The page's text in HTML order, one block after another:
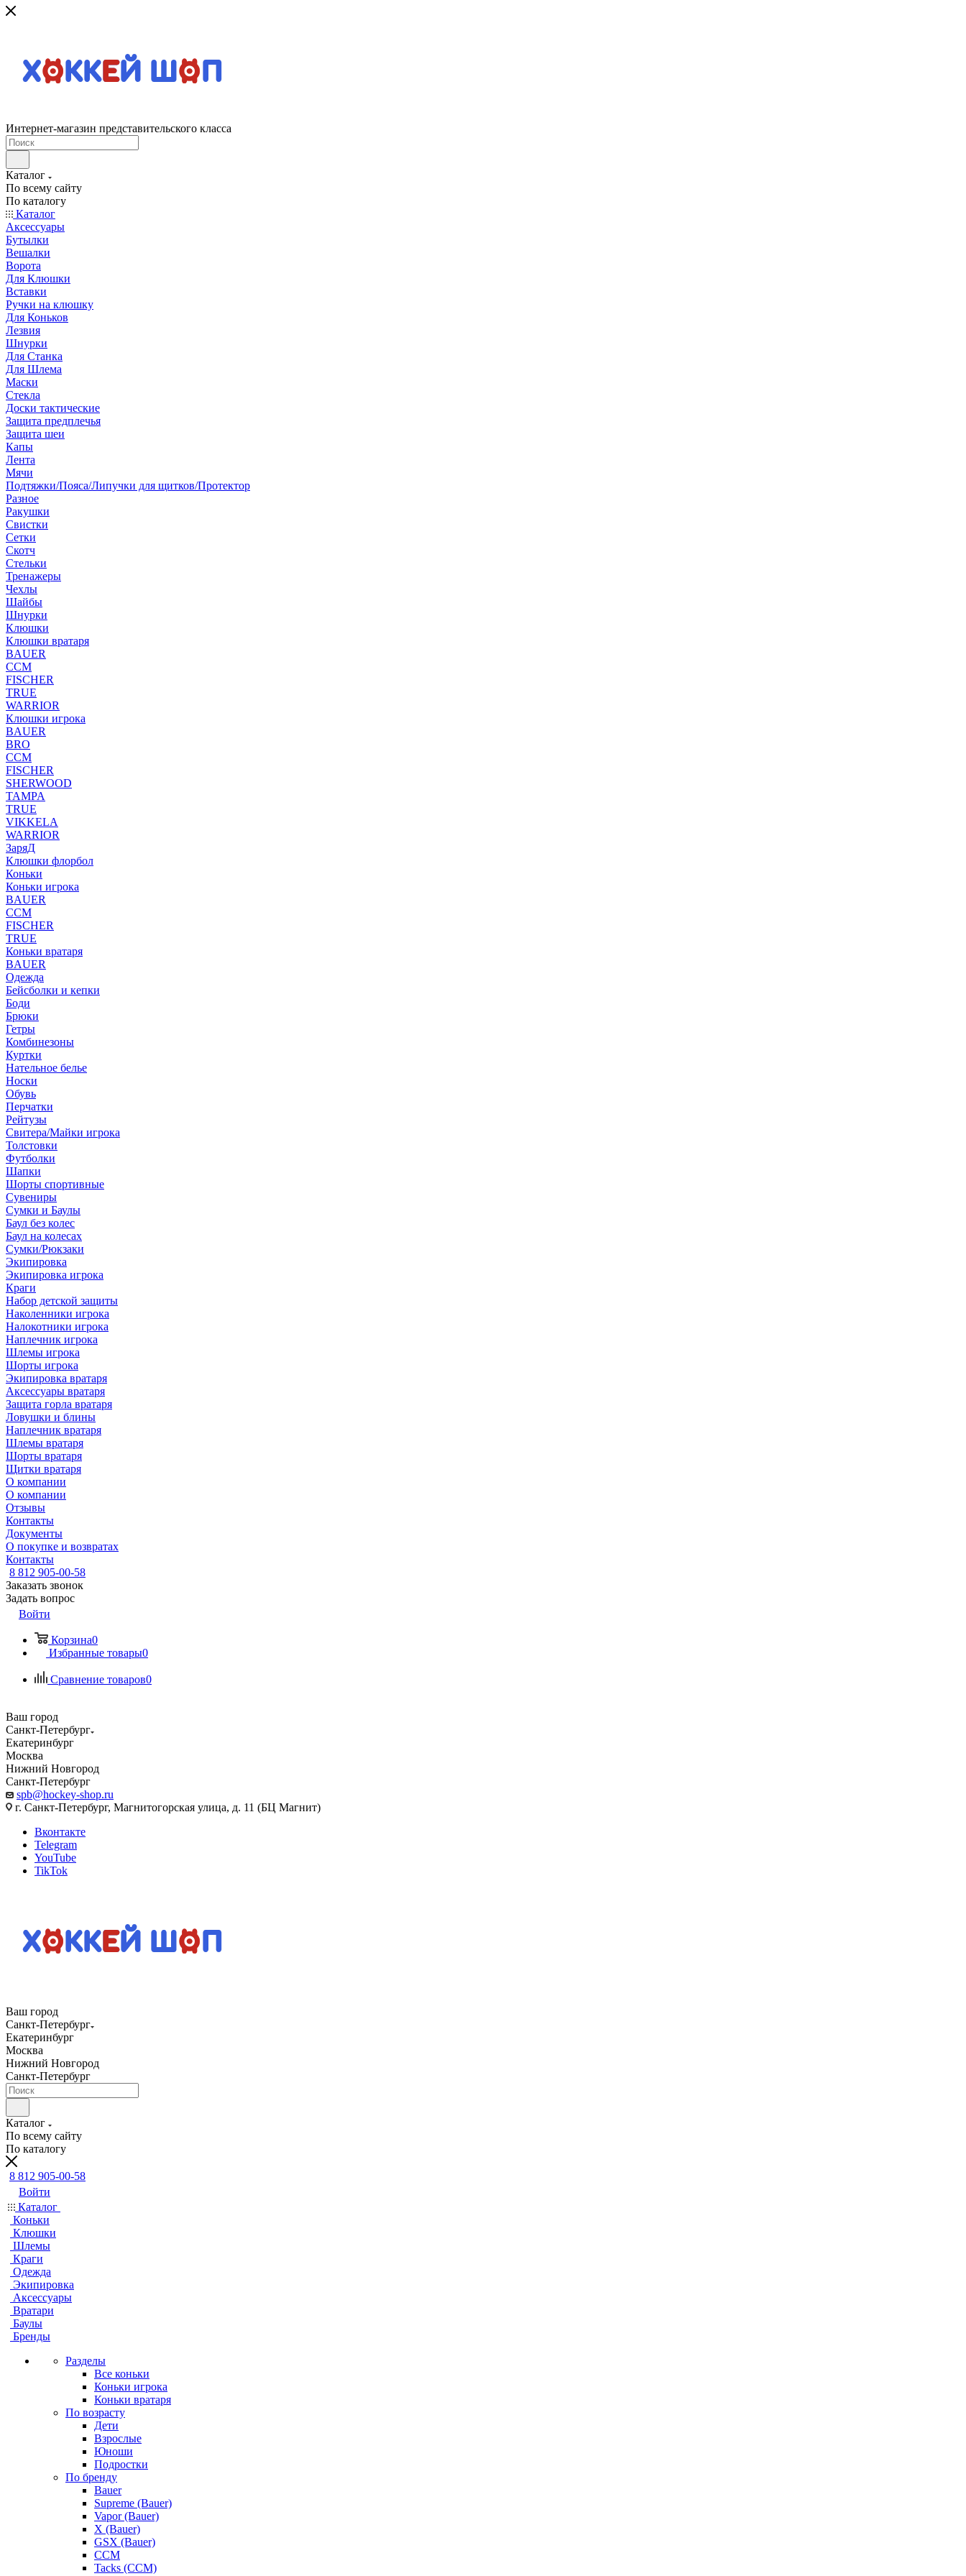
Интернет-магазин представительского класса
Каталог
По всему сайту
По каталогу
Каталог
Аксессуары
Бутылки
Вешалки
Ворота
Для Клюшки
Вставки
Ручки на клюшку
Для Коньков
Лезвия
Шнурки
Для Станка
Для Шлема
Маски
Стекла
Доски тактические
Защита предплечья
Защита шеи
Капы
Лента
Мячи
Подтяжки/Пояса/Липучки для щитков/Протектор
Разное
Ракушки
Свистки
Сетки
Скотч
Стельки
Тренажеры
Чехлы
Шайбы
Шнурки
Клюшки
Клюшки вратаря
BAUER
CCM
FISCHER
TRUE
WARRIOR
Клюшки игрока
BAUER
BRO
CCM
FISCHER
SHERWOOD
TAMPA
TRUE
VIKKELA
WARRIOR
ЗаряД
Клюшки флорбол
Коньки
Коньки игрока
BAUER
CCM
FISCHER
TRUE
Коньки вратаря
BAUER
Одежда
Бейсболки и кепки
Боди
Брюки
Гетры
Комбинезоны
Куртки
Нательное белье
Носки
Обувь
Перчатки
Рейтузы
Свитера/Майки игрока
Толстовки
Футболки
Шапки
Шорты спортивные
Сувениры
Сумки и Баулы
Баул без колес
Баул на колесах
Сумки/Рюкзаки
Экипировка
Экипировка игрока
Краги
Набор детской защиты
Наколенники игрока
Налокотники игрока
Наплечник игрока
Шлемы игрока
Шорты игрока
Экипировка вратаря
Аксессуары вратаря
Защита горла вратаря
Ловушки и блины
Наплечник вратаря
Шлемы вратаря
Шорты вратаря
Щитки вратаря
О компании
О компании
Отзывы
Контакты
Документы
О покупке и возвратах
Контакты
8 812 905-00-58
Заказать звонок
Задать вопрос
Войти
Корзина0
Избранные товары0
Сравнение товаров0
Ваш город
Санкт-Петербург
Екатеринбург
Москва
Нижний Новгород
Санкт-Петербург
spb@hockey-shop.ru
г. Санкт-Петербург, Магнитогорская улица, д. 11 (БЦ Магнит)
Вконтакте
Telegram
YouTube
TikTok
Ваш город
Санкт-Петербург
Екатеринбург
Москва
Нижний Новгород
Санкт-Петербург
Каталог
По всему сайту
По каталогу
8 812 905-00-58
Войти
Каталог
Коньки
Клюшки
Шлемы
Краги
Одежда
Экипировка
Аксессуары
Вратари
Баулы
Бренды
Разделы
Все коньки
Коньки игрока
Коньки вратаря
По возрасту
Дети
Взрослые
Юноши
Подростки
По бренду
Bauer
Supreme (Bauer)
Vapor (Bauer)
X (Bauer)
GSX (Bauer)
CCM
Tacks (CCM)